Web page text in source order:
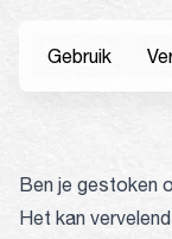
Gebruik
Ben je gestoken
Het kan